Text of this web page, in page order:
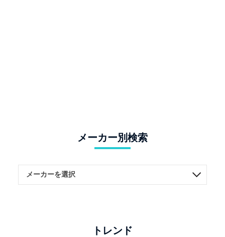
メーカー別検索
トレンド